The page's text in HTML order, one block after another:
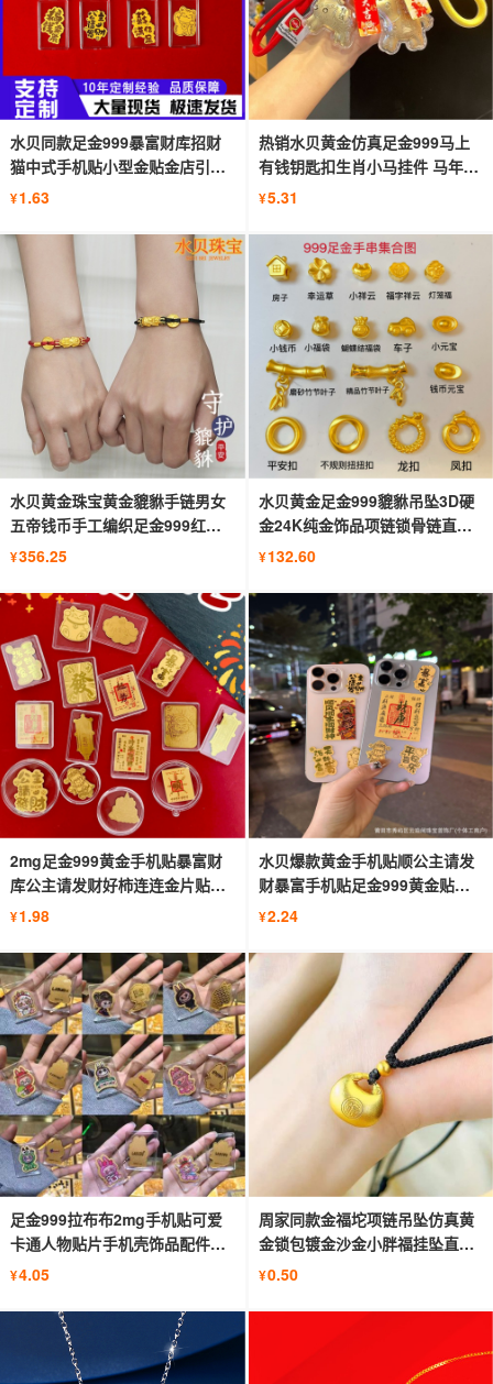
水贝同款足金999暴富财库招财
猫中式手机贴小型金贴金店引流
礼品
¥1.63
热销水贝黄金仿真足金999马上
有钱钥匙扣生肖小马挂件 马年吉
祥物
¥5.31
水贝黄金珠宝黄金貔貅手链男女
五帝钱币手工编织足金999红绳
情侣
¥356.25
水贝黄金足金999貔貅吊坠3D硬
金24K纯金饰品项链锁骨链直播
代批发
¥132.60
2mg足金999黄金手机贴暴富财
库公主请发财好柿连连金片贴直
播礼品
¥1.98
水贝爆款黄金手机贴顺公主请发
财暴富手机贴足金999黄金贴纸
礼品
¥2.24
足金999拉布布2mg手机贴可爱
卡通人物贴片手机壳饰品配件水
贝批发
¥4.05
周家同款金福坨项链吊坠仿真黄
金锁包镀金沙金小胖福挂坠直播
批发
¥0.50